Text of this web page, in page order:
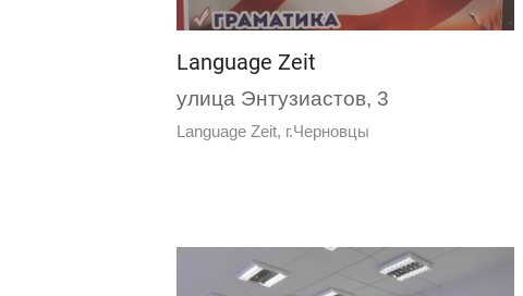
Language Zeit
улица Энтузиастов, 3
Language Zeit, г.Черновцы